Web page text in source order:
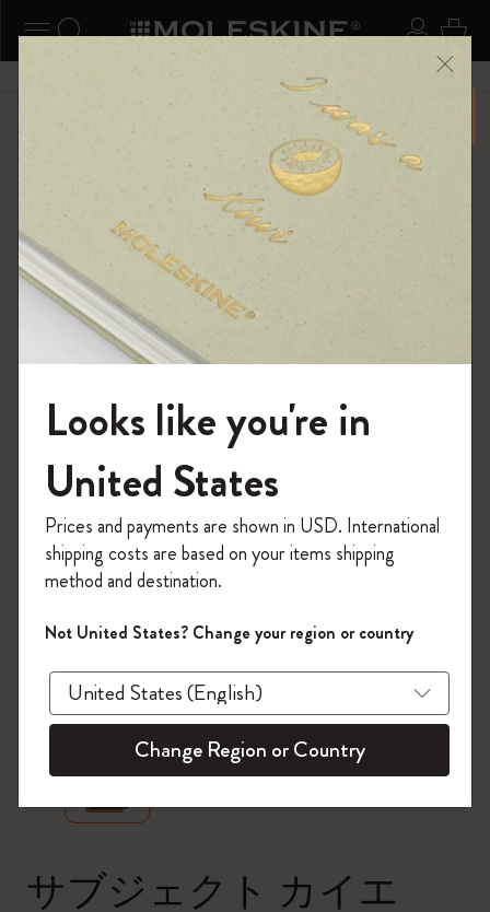
ナビゲーションの切替 ログ
検索 (キーワードなど) カ
6,500円以上のご購入で送料無料 メニ
ーを閉じる
ショップ
カイエ ＆ ジャーナル
サブジェクト カイエ
zoom.cta
サブジェクト カイエ
モレスキンの世界へようこそ
「WELCOME10」を入力すると、初回注
文が10%オフ＋送料無料になります。セ
ール・アウトレット品は適用外。
Moleskineアカウントを作成して限定オフ
ァーや会員特典、さらに多くのインスピ
レーションを手に入れましょう。
今すぐ会員登録 !
Looks like you're in
United States
Prices and payments are shown in USD. International
shipping costs are based on your items shipping
method and destination.
Not United States? Change your region or country
Change Region or Country